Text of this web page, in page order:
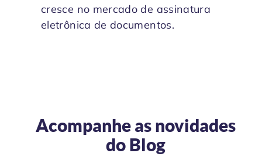
cresce no mercado de assinatura
eletrônica de documentos.
Acompanhe as novidades
do Blog